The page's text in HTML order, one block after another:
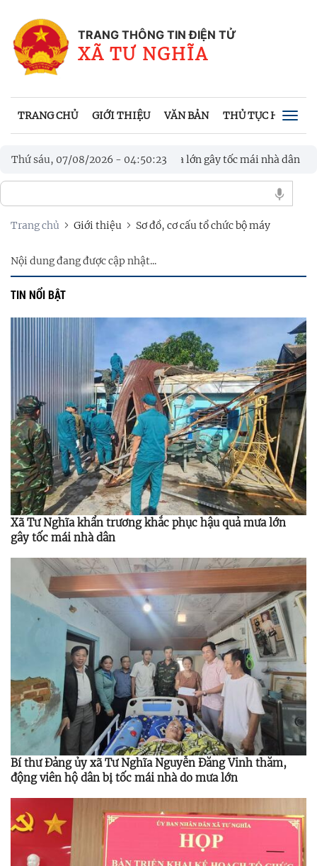
TRANG THÔNG TIN ĐIỆN TỬ
XÃ TƯ NGHĨA
TRANG CHỦ GIỚI THIỆU VĂN BẢN THỦ TỤC HÀNH
Thứ sáu, 07/08/2026 - 04:50:24
trương khắc phục hậu quả mưa lớn gây tốc mái nhà dân
họp phiên thứ 3 bàn các giải pháp đẩy nhanh tiến độ các
Trang chủ Giới thiệu Sơ đồ, cơ cấu tổ chức bộ máy
Nội dung đang được cập nhật...
TIN NỔI BẬT
Xã Tư Nghĩa khẩn trương khắc phục hậu quả mưa lớn
gây tốc mái nhà dân
Bí thư Đảng ủy xã Tư Nghĩa Nguyễn Đăng Vinh thăm,
động viên hộ dân bị tốc mái nhà do mưa lớn